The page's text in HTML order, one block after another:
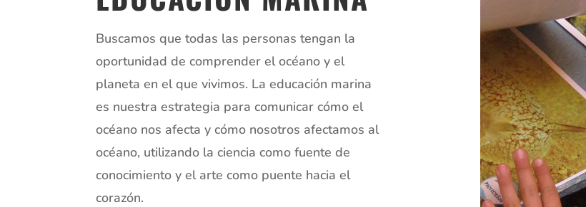
Buscamos que todas las personas tengan la
oportunidad de comprender el océano y el
planeta en el que vivimos. La educación marina
es nuestra estrategia para comunicar cómo el
océano nos afecta y cómo nosotros afectamos al
océano, utilizando la ciencia como fuente de
conocimiento y el arte como puente hacia el
corazón.